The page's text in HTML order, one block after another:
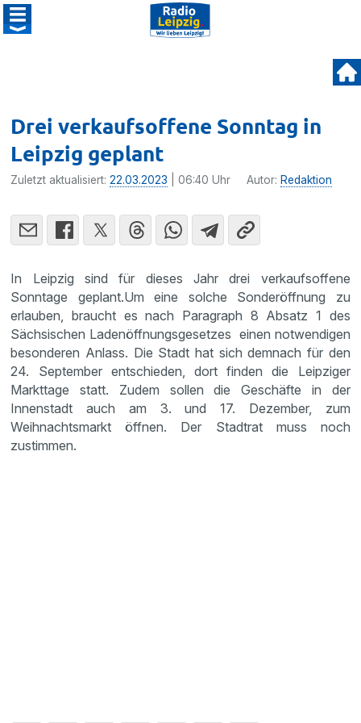
Drei verkaufsoffene Sonntag in
Leipzig geplant
Zuletzt aktualisiert:22.03.2023 | 06:40 Uhr Autor: Redaktion
In Leipzig sind für dieses Jahr drei verkaufsoffene
Sonntage geplant.Um eine solche Sonderöffnung zu
erlauben, braucht es nach Paragraph 8 Absatz 1 des
Sächsischen Ladenöffnungsgesetzes einen notwendigen
besonderen Anlass. Die Stadt hat sich demnach für den
24. September entschieden, dort finden die Leipziger
Markttage statt. Zudem sollen die Geschäfte in der
Innenstadt auch am 3. und 17. Dezember, zum
Weihnachtsmarkt öffnen. Der Stadtrat muss noch
zustimmen.